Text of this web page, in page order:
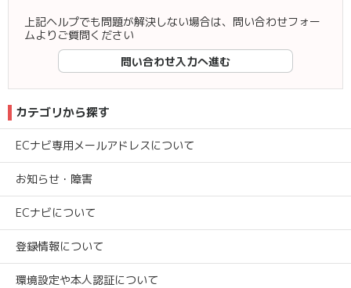
上記ヘルプでも問題が解決しない場合は、問い合わせフォー
ムよりご質問ください
問い合わせ入力へ進む
カテゴリから探す
ECナビ専用メールアドレスについて
お知らせ・障害
ECナビについて
登録情報について
環境設定や本人認証について